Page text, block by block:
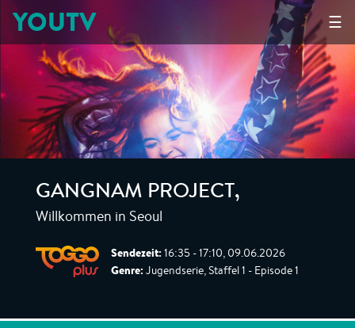
☰
YOUTV
GANGNAM PROJECT,
Willkommen in Seoul
Sendezeit: 16:35 - 17:10, 09.06.2026
Genre: Jugendserie, Staffel 1 - Episode 1